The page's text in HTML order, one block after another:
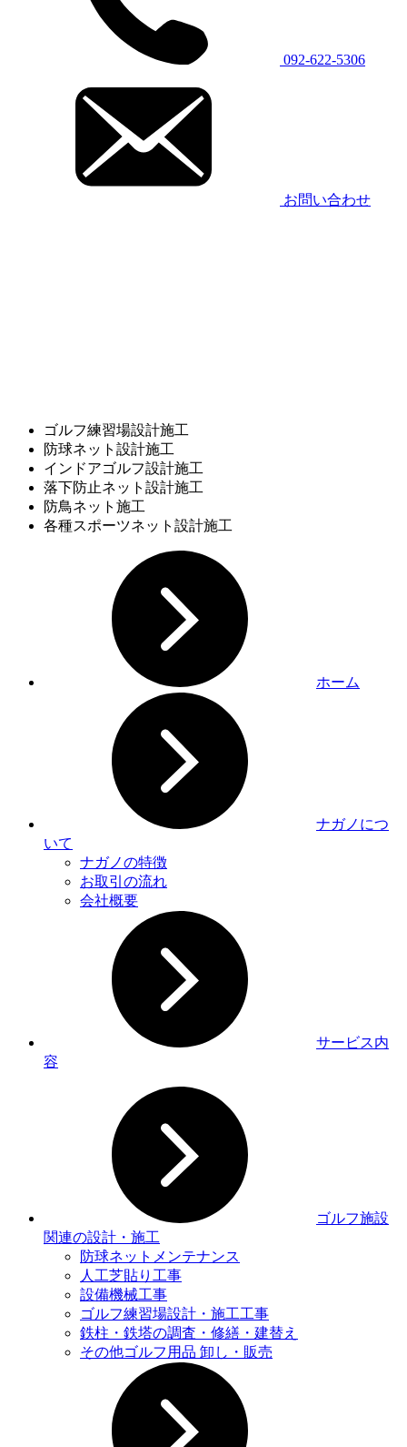
092-622-5306
お問い合わせ
ゴルフ練習場設計施工
防球ネット設計施工
インドアゴルフ設計施工
落下防止ネット設計施工
防鳥ネット施工
各種スポーツネット設計施工
ホーム
ナガノにつ
いて
ナガノの特徴
お取引の流れ
会社概要
サービス内
容
ゴルフ施設
関連の設計・施工
防球ネットメンテナンス
人工芝貼り工事
設備機械工事
ゴルフ練習場設計・施工工事
鉄柱・鉄塔の調査・修繕・建替え
その他ゴルフ用品 卸し・販売